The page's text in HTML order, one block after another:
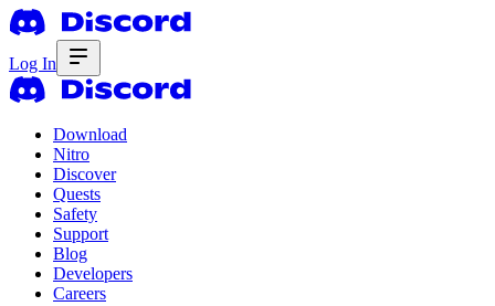
Log In
Download
Nitro
Discover
Quests
Safety
Support
Blog
Developers
Careers